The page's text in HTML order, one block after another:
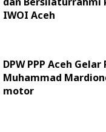
IWOI Aceh
DPW PPP Aceh
Muhammad
motor